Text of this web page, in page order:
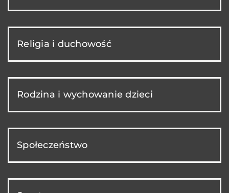
Religia i duchowość
Rodzina i wychowanie dzieci
Społeczeństwo